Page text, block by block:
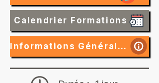
Calendrier Formations
Informations Générales